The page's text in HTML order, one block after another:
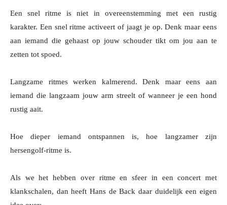
Een snel ritme is niet in overeenstemming met een rustig
karakter. Een snel ritme activeert of jaagt je op. Denk maar eens
aan iemand die gehaast op jouw schouder tikt om jou aan te
zetten tot spoed.
Langzame ritmes werken kalmerend. Denk maar eens aan
iemand die langzaam jouw arm streelt of wanneer je een hond
rustig aait.
Hoe dieper iemand ontspannen is, hoe langzamer zijn
hersengolf-ritme is.
Als we het hebben over ritme en sfeer in een concert met
klankschalen, dan heeft Hans de Back daar duidelijk een eigen